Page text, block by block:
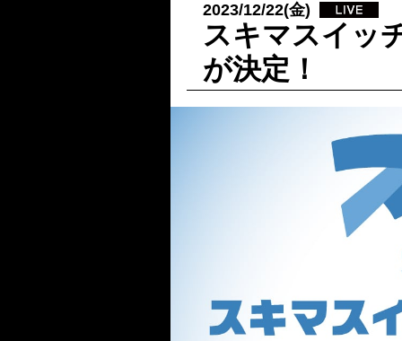
2023/12/22(金)
スキマスイッ
が決定！